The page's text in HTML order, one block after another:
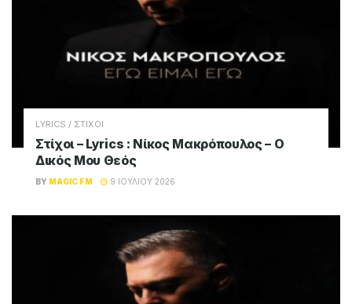
LYRICS / ΣΤΙΧΟΙ
Στίχοι – Lyrics : Νίκος Μακρόπουλος – Ο
Δικός Μου Θεός
BY MAGIC FM 9 ΙΟΥΛΊΟΥ 2026